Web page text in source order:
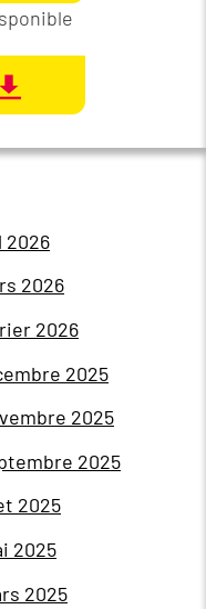
2026
2026
2026
2025
2025
2025
2025
2025
2025